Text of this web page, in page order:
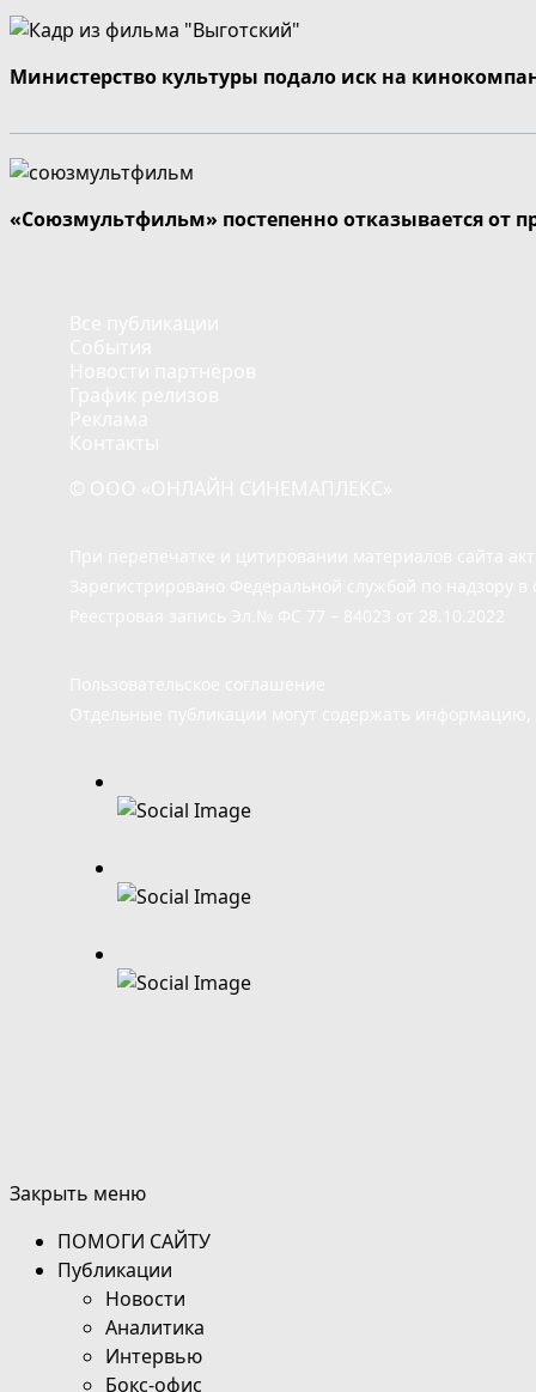
Министерство культуры подало иск на
«Союзмультфильм» постепенно отказывается от
Закрыть меню
ПОМОГИ САЙТУ
Публикации
Новости
Аналитика
Интервью
Бокс-офис